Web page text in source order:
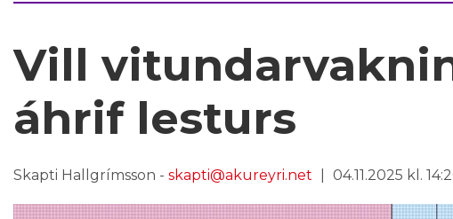
Vill
áhrif lesturs
Skapti Hallgrímsson - skapti@akureyri.net 04.11.2025 kl.